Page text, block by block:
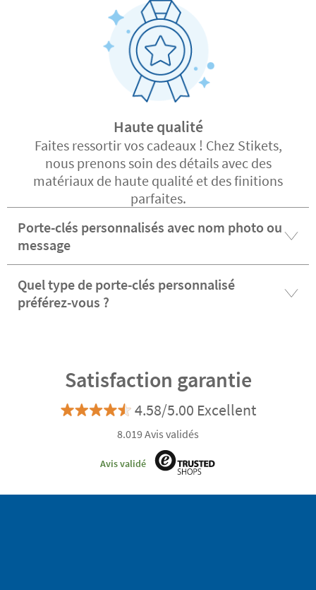
Haute qualité
Faites ressortir vos cadeaux ! Chez Stikets,
nous prenons soin des détails avec des
matériaux de haute qualité et des finitions
parfaites.
Porte-clés personnalisés avec nom photo ou
message
Quel type de porte-clés personnalisé
préférez-vous ?
Satisfaction garantie
4.58/5.00 Excellent
8.019 Avis validés
Avis validé